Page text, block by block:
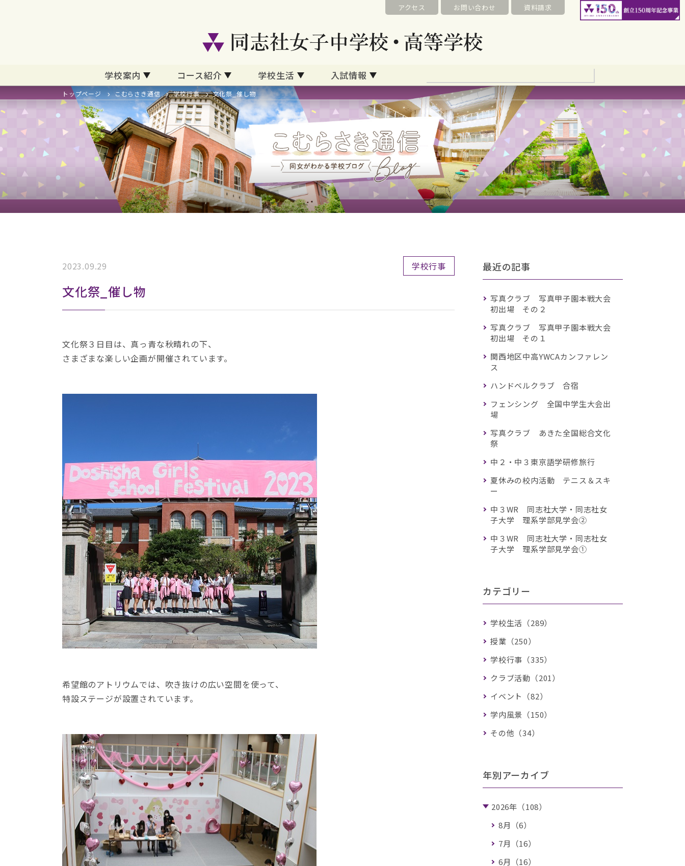
アクセス お問い合わせ 資料請求
学校案内 コース紹介 学校生活 入試情報
トップページ こむらさき通信 学校行事 文化祭_催し物
2023.09.29 学校行事
文化祭_催し物
文化祭３日目は、真っ青な秋晴れの下、
さまざまな楽しい企画が開催されています。
希望館のアトリウムでは、吹き抜けの広い空間を使って、
特設ステージが設置されています。
最近の記事
写真クラブ 写真甲子園本戦大会
初出場 その２
写真クラブ 写真甲子園本戦大会
初出場 その１
関西地区中高YWCAカンファレン
ス
ハンドベルクラブ 合宿
フェンシング 全国中学生大会出
場
写真クラブ あきた全国総合文化
祭
中２・中３東京語学研修旅行
夏休みの校内活動 テニス＆スキ
ー
中３WR 同志社大学・同志社女
子大学 理系学部見学会②
中３WR 同志社大学・同志社女
子大学 理系学部見学会①
カテゴリー
学校生活（289）
授業（250）
学校行事（335）
クラブ活動（201）
イベント（82）
学内風景（150）
その他（34）
年別アーカイブ
2026年（108）
8月（6）
7月（16）
6月（16）